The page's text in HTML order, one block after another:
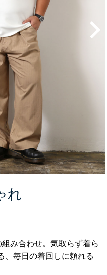
れ
み合わせ。気取らず着ら
、毎日の着回しに頼れる